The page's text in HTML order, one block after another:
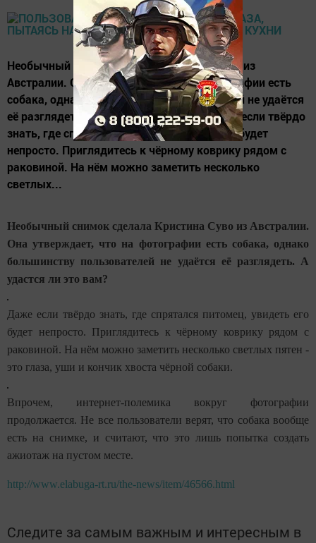
Необычный снимок сделала Кристина Суво из
Австралии. Она утверждает, что на фотографии есть
собака, однако большинству пользователей не удаётся
её разглядеть. А удастся ли это вам? Даже если твёрдо
знать, где спрятался питомец, увидеть его будет
непросто. Приглядитесь к чёрному коврику рядом с
раковиной. На нём можно заметить несколько
светлых...
Необычный снимок сделала Кристина Суво из Австралии.
Она утверждает, что на фотографии есть собака, однако
большинству пользователей не удаётся её разглядеть. А
удастся ли это вам?
Даже если твёрдо знать, где спрятался питомец, увидеть его
будет непросто. Приглядитесь к чёрному коврику рядом с
раковиной. На нём можно заметить несколько светлых пятен -
это глаза, уши и кончик хвоста чёрной собаки.
Впрочем, интернет-полемика вокруг фотографии
продолжается. Не все пользователи верят, что собака вообще
есть на снимке, и считают, что это лишь попытка создать
ажиотаж на пустом месте.
http://www.elabuga-rt.ru/the-news/item/46566.html
Следите за самым важным и интересным в